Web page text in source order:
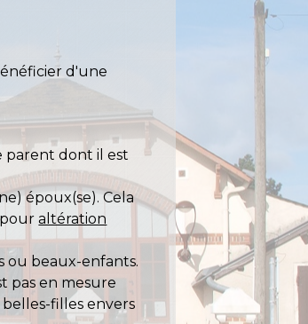
d'une
parent dont il est
époux(se). Cela
altération
ou beaux-enfants.
pas en mesure
filles envers